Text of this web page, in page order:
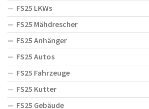
FS25 LKWs
FS25 Mähdrescher
FS25 Anhänger
FS25 Autos
FS25 Fahrzeuge
FS25 Kutter
FS25 Gebäude